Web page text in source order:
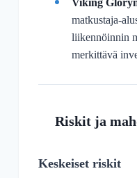
Viking
matkustaja-
liikennöinnin
merkittävä
Riskit ja
Keskeiset riskit